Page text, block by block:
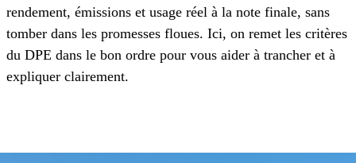
rendement, émissions et usage réel à la note finale, sans
tomber dans les promesses floues. Ici, on remet les critères
du DPE dans le bon ordre pour vous aider à trancher et à
expliquer clairement.